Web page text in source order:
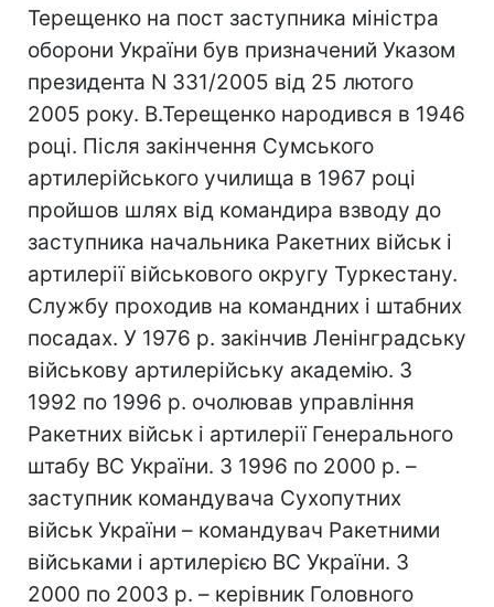
Терещенко на пост заступника міністра
оборони України був призначений Указом
президента N 331/2005 від 25 лютого
2005 року. В.Терещенко народився в 1946
році. Після закінчення Сумського
артилерійського училища в 1967 році
пройшов шлях від командира взводу до
заступника начальника Ракетних військ і
артилерії військового округу Туркестану.
Службу проходив на командних і штабних
посадах. У 1976 р. закінчив Ленінградську
військову артилерійську академію. З
1992 по 1996 р. очолював управління
Ракетних військ і артилерії Генерального
штабу ВС України. З 1996 по 2000 р. –
заступник командувача Сухопутних
військ України – командувач Ракетними
військами і артилерією ВС України. З
2000 по 2003 р. – керівник Головного